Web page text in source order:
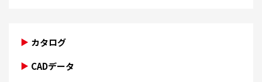
カタログ
CADデータ